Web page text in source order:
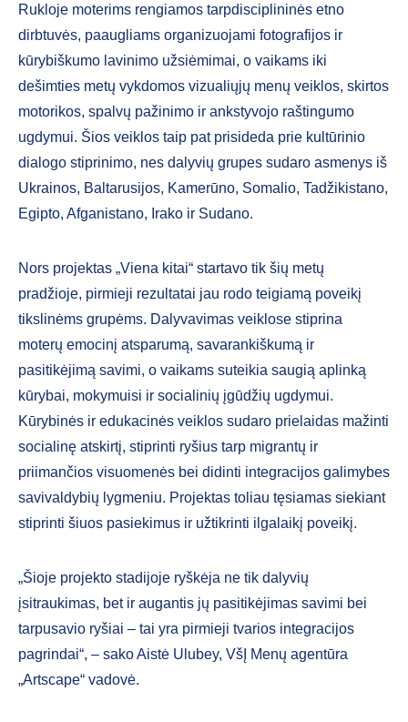
Rukloje moterims rengiamos tarpdisciplininės etno
dirbtuvės, paaugliams organizuojami fotografijos ir
kūrybiškumo lavinimo užsiėmimai, o vaikams iki
dešimties metų vykdomos vizualiųjų menų veiklos, skirtos
motorikos, spalvų pažinimo ir ankstyvojo raštingumo
ugdymui. Šios veiklos taip pat prisideda prie kultūrinio
dialogo stiprinimo, nes dalyvių grupes sudaro asmenys iš
Ukrainos, Baltarusijos, Kamerūno, Somalio, Tadžikistano,
Egipto, Afganistano, Irako ir Sudano.
Nors projektas „Viena kitai“ startavo tik šių metų
pradžioje, pirmieji rezultatai jau rodo teigiamą poveikį
tikslinėms grupėms. Dalyvavimas veiklose stiprina
moterų emocinį atsparumą, savarankiškumą ir
pasitikėjimą savimi, o vaikams suteikia saugią aplinką
kūrybai, mokymuisi ir socialinių įgūdžių ugdymui.
Kūrybinės ir edukacinės veiklos sudaro prielaidas mažinti
socialinę atskirtį, stiprinti ryšius tarp migrantų ir
priimančios visuomenės bei didinti integracijos galimybes
savivaldybių lygmeniu. Projektas toliau tęsiamas siekiant
stiprinti šiuos pasiekimus ir užtikrinti ilgalaikį poveikį.
„Šioje projekto stadijoje ryškėja ne tik dalyvių
įsitraukimas, bet ir augantis jų pasitikėjimas savimi bei
tarpusavio ryšiai – tai yra pirmieji tvarios integracijos
pagrindai“, – sako Aistė Ulubey, VšĮ Menų agentūra
„Artscape“ vadovė.